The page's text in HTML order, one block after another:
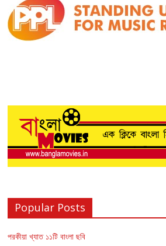
Popular Posts
পরকীয়া খ্যাত ১১টি বাংলা ছবি